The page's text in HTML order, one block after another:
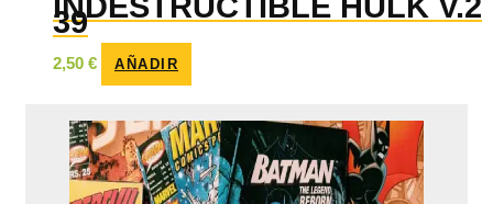
39
2,50 € AÑADIR